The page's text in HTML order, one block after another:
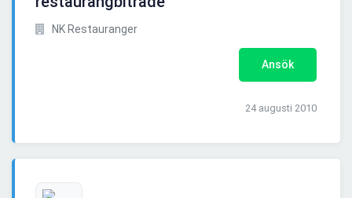
NK Restauranger
Ansök
24 augusti 2010